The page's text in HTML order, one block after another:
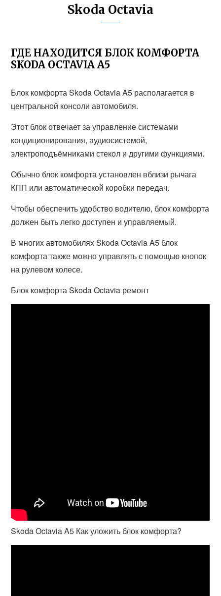
Skoda Octavia
ГДЕ НАХОДИТСЯ БЛОК КОМФОРТА
SKODA OCTAVIA A5
Блок комфорта Skoda Octavia A5 располагается в
центральной консоли автомобиля.
Этот блок отвечает за управление системами
кондиционирования, аудиосистемой,
электроподъёмниками стекол и другими функциями.
Обычно блок комфорта установлен вблизи рычага
КПП или автоматической коробки передач.
Чтобы обеспечить удобство водителю, блок комфорта
должен быть легко доступен и управляемый.
В многих автомобилях Skoda Octavia A5 блок
комфорта также можно управлять с помощью кнопок
на рулевом колесе.
Блок комфорта Skoda Octavia ремонт
Skoda Octavia A5 Как уложить блок комфорта?